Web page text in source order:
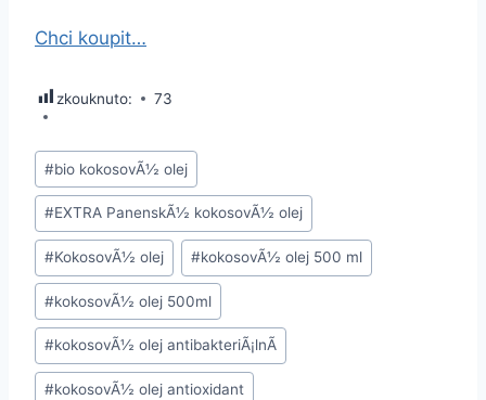
Chci koupit…
zkouknuto: 73
Å tÃ­
tky
pÅÃ­
spÄvkÅ¯:
#bio kokosovÃ½ olej
#EXTRA PanenskÃ½ kokosovÃ½ olej
#KokosovÃ½ olej #kokosovÃ½ olej 500 ml
#kokosovÃ½ olej 500ml
#kokosovÃ½ olej antibakteriÃ¡lnÃ­
#kokosovÃ½ olej antioxidant